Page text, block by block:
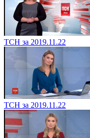
ТСН за 2019.11.22
ТСН за 2019.11.22